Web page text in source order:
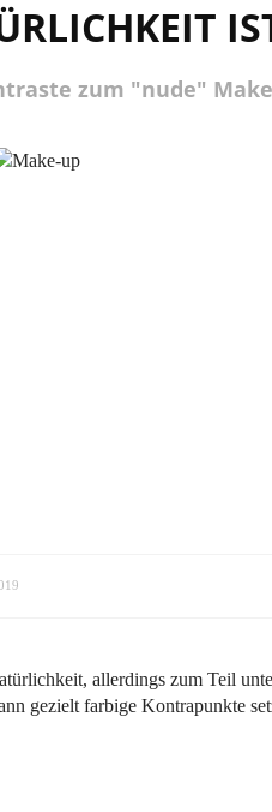
zum "nude"
allerdings zum Teil
gezielt farbige Kontrapunkte